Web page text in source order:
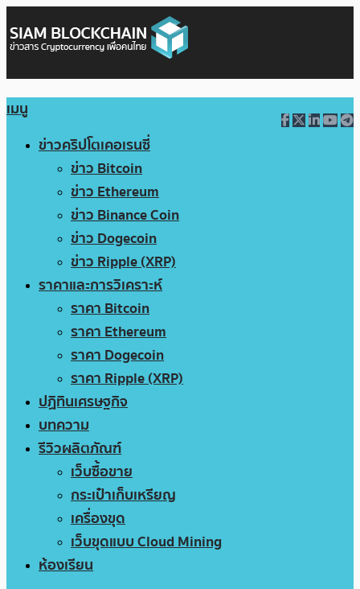
เมนู
ข่าวคริปโตเคอเรนซี่
ข่าว Bitcoin
ข่าว Ethereum
ข่าว Binance Coin
ข่าว Dogecoin
ข่าว Ripple (XRP)
ราคาและการวิเคราะห์
ราคา Bitcoin
ราคา Ethereum
ราคา Dogecoin
ราคา Ripple (XRP)
ปฏิทินเศรษฐกิจ
บทความ
รีวิวผลิตภัณฑ์
เว็บซื้อขาย
กระเป๋าเก็บเหรียญ
เครื่องขุด
เว็บขุดแบบ Cloud Mining
ห้องเรียน